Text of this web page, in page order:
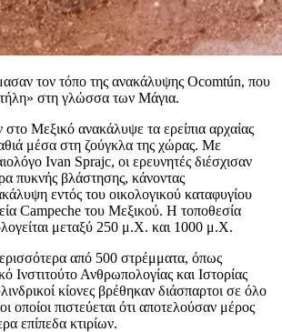
τον τόπο της ανακάλυψης Ocomtún, που
στη γλώσσα των Μάγια.
Μεξικό ανακάλυψε τα ερείπια αρχαίας
μέσα στη ζούγκλα της χώρας. Με
Ivan Sprajc, οι ερευνητές διέσχισαν
πυκνής βλάστησης, κάνοντας
εντός του οικολογικού καταφυγίου
Campeche του Μεξικού. Η τοποθεσία
μεταξύ 250 μ.Χ. και 1000 μ.Χ.
από 500 στρέμματα, όπως
Ινστιτούτο Ανθρωπολογίας και Ιστορίας
κίονες βρέθηκαν διάσπαρτοι σε όλο
οποίοι πιστεύεται ότι αποτελούσαν μέρος
επίπεδα κτιρίων.